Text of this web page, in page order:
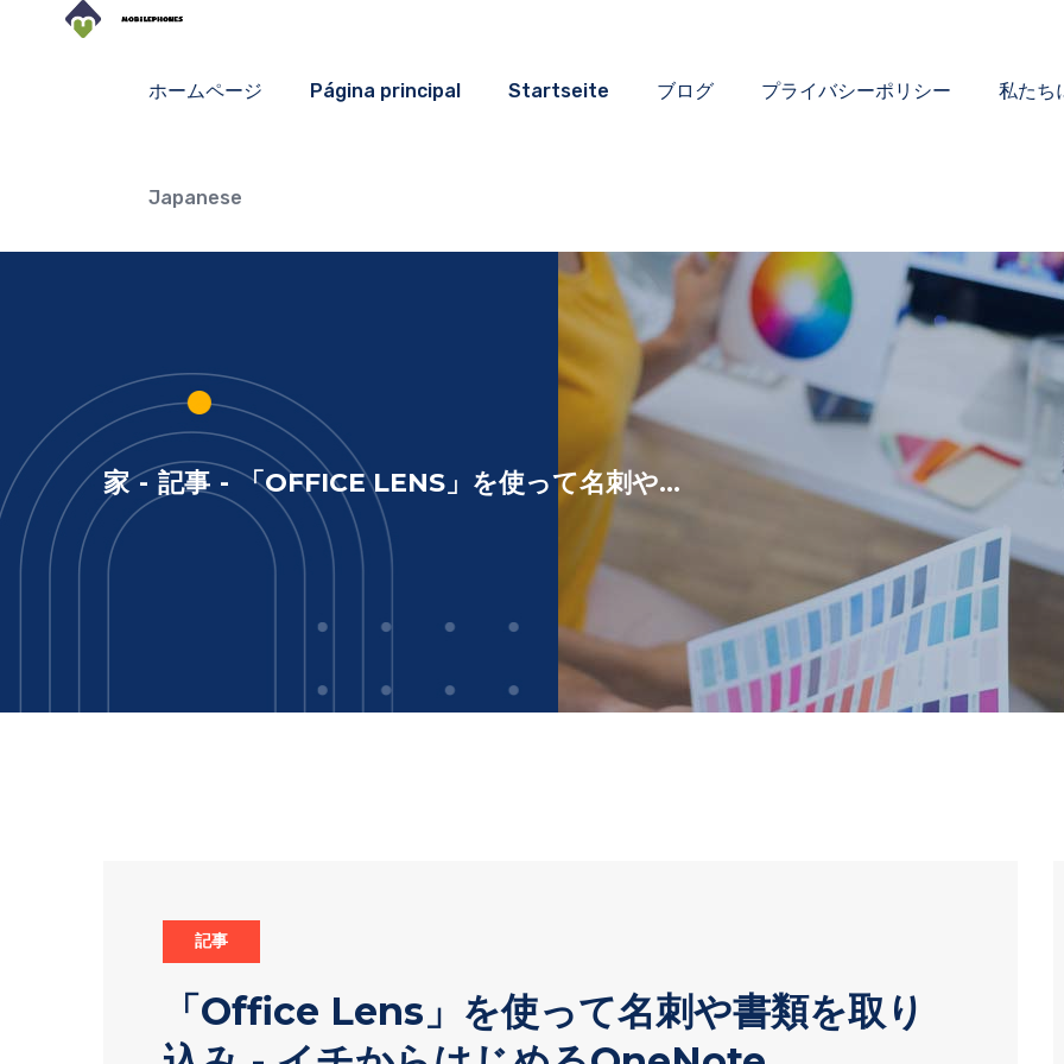
ホームページ Página principal Startseite ブログ プライバシーポリシー 私たち
Japanese
家 - 記事 - 「OFFICE LENS」を使って名刺や...
記事
「Office Lens」を使って名刺や書類を取り